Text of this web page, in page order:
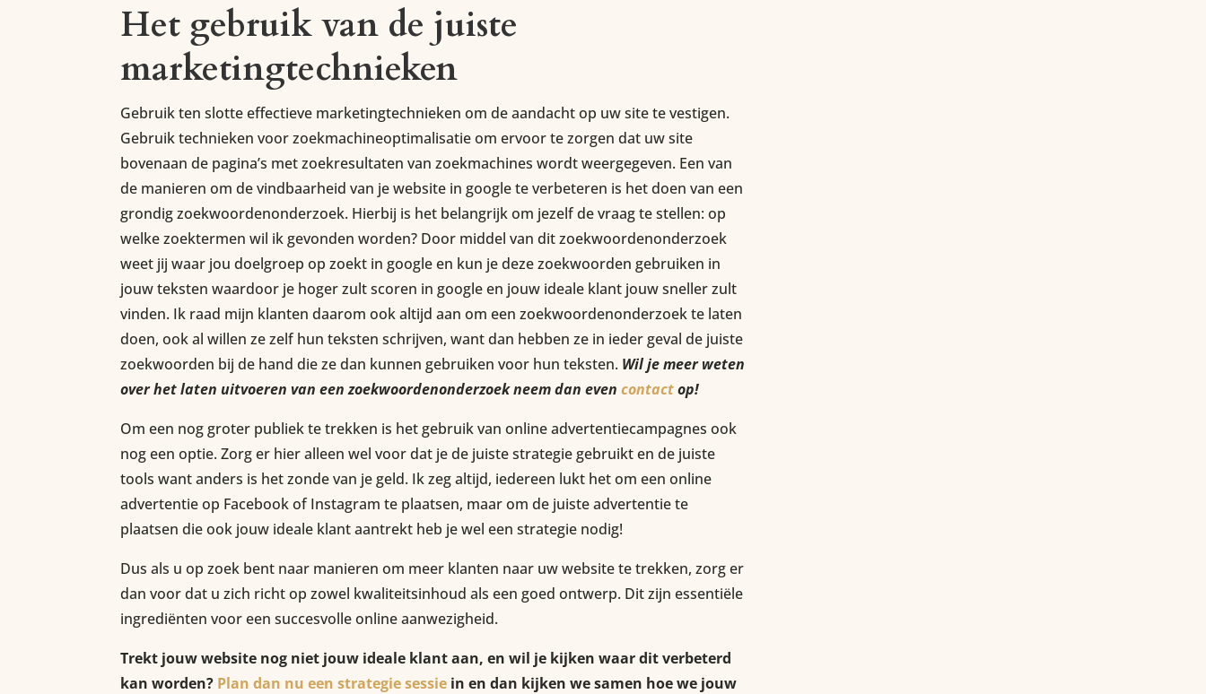
Het gebruik van de juiste
marketingtechnieken
Gebruik ten slotte effectieve marketingtechnieken om de aandacht op uw site te vestigen.
Gebruik technieken voor zoekmachineoptimalisatie om ervoor te zorgen dat uw site
bovenaan de pagina’s met zoekresultaten van zoekmachines wordt weergegeven. Een van
de manieren om de vindbaarheid van je website in google te verbeteren is het doen van een
grondig zoekwoordenonderzoek. Hierbij is het belangrijk om jezelf de vraag te stellen: op
welke zoektermen wil ik gevonden worden? Door middel van dit zoekwoordenonderzoek
weet jij waar jou doelgroep op zoekt in google en kun je deze zoekwoorden gebruiken in
jouw teksten waardoor je hoger zult scoren in google en jouw ideale klant jouw sneller zult
vinden. Ik raad mijn klanten daarom ook altijd aan om een zoekwoordenonderzoek te laten
doen, ook al willen ze zelf hun teksten schrijven, want dan hebben ze in ieder geval de juiste
zoekwoorden bij de hand die ze dan kunnen gebruiken voor hun teksten. Wil je meer weten
over het laten uitvoeren van een zoekwoordenonderzoek neem dan evencontactop!
Om een nog groter publiek te trekken is het gebruik van online advertentiecampagnes ook
nog een optie. Zorg er hier alleen wel voor dat je de juiste strategie gebruikt en de juiste
tools want anders is het zonde van je geld. Ik zeg altijd, iedereen lukt het om een online
advertentie op Facebook of Instagram te plaatsen, maar om de juiste advertentie te
plaatsen die ook jouw ideale klant aantrekt heb je wel een strategie nodig!
Dus als u op zoek bent naar manieren om meer klanten naar uw website te trekken, zorg er
dan voor dat u zich richt op zowel kwaliteitsinhoud als een goed ontwerp. Dit zijn essentiële
ingrediënten voor een succesvolle online aanwezigheid.
Trekt jouw website nog niet jouw ideale klant aan, en wil je kijken waar dit verbeterd
kan worden? Plan dan nu een strategie sessie in en dan kijken we samen hoe we jouw